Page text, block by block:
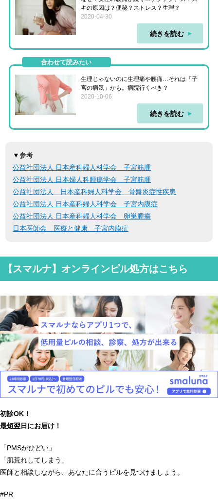
キの原因は？便秘？ストレス？生理？
2020-04-30
続きを読む
合わせて読みたい
生理じゃないのに生理痛や腰痛…それは「子
宮の病気」かも。病院行くべき？
2020-10-06
続きを読む
▼参考
公益社団法人 日本産科婦人科学会 子宮筋腫
公益社団法人 日本婦人科腫瘍学会 子宮筋腫
公益社団法人 日本産科婦人科学会 骨盤炎症性疾患
公益社団法人 日本産科婦人科学会 子宮内膜症
公益社団法人 日本産科婦人科学会 卵巣腫瘍
日本医師会 医療と健康 子宮内膜症
【スマルナ】オンラインピル処方はこちら
初診OK！
最短翌日にお届け！
「PMSがひどい」
「肌荒れしてしまう」
医師と相談しながら、あなたに合うピルを見つけましょう。
#PR